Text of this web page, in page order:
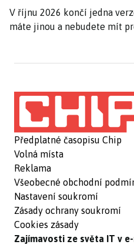
V říjnu 2026 končí jedna
máte jinou a nebudete mít
Předplatné časopisu Chip
Volná místa
Reklama
Všeobecné obchodní
Nastavení soukromí
Zásady ochrany soukromí
Cookies zásady
Zajímavosti ze světa IT v